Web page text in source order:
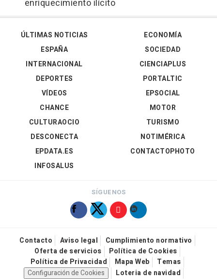
enriquecimiento ilícito
ÚLTIMAS NOTICIAS
ESPAÑA
INTERNACIONAL
DEPORTES
VÍDEOS
ECONOMÍA
SOCIEDAD
CIENCIAPLUS
PORTALTIC
EPSOCIAL
CHANCE
CULTURAOCIO
DESCONECTA
EPDATA.ES
INFOSALUS
MOTOR
TURISMO
NOTIMÉRICA
CONTACTOPHOTO
SÍGUENOS
Contacto Aviso legal
Cumplimiento normativo
Oferta de servicios
Política de Cookies
Política de Privacidad
Mapa Web
Temas
Configuración de Cookies
Loteria de navidad